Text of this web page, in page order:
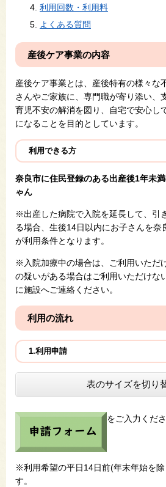
利用回数・利用料
よくある質問
産後ケア事業の内容
産後ケア事業とは、産後特有の様々な
さんやご家族に、専門職が寄り添い、
育児不安の解消を図り、自宅で安心し
になることを目的としています。
利用できる方
奈良市に住民登録のある出産後1年未
ゃん
※出産した病院で入院を延長して、引
る場合、生後14日以内にお子さんを奈
が利用条件となります。
※入院加療中の場合は、ご利用いただ
の疑いがある場合はご利用いただけな
に施設へご連絡ください。
利用の流れ
1.利用申請
表のサイズを切り
をご入力くださ
※利用希望の平日14日前(年末年始を
す。